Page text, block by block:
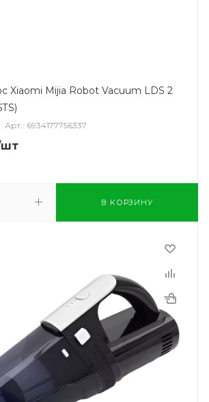
Xiaomi Mijia Robot Vacuum LDS 2
Арт.: 6934177756337
В КОРЗИНУ